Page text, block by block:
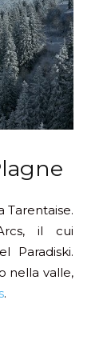
Tarentaise.
il cui
Paradiski.
nella valle,
.